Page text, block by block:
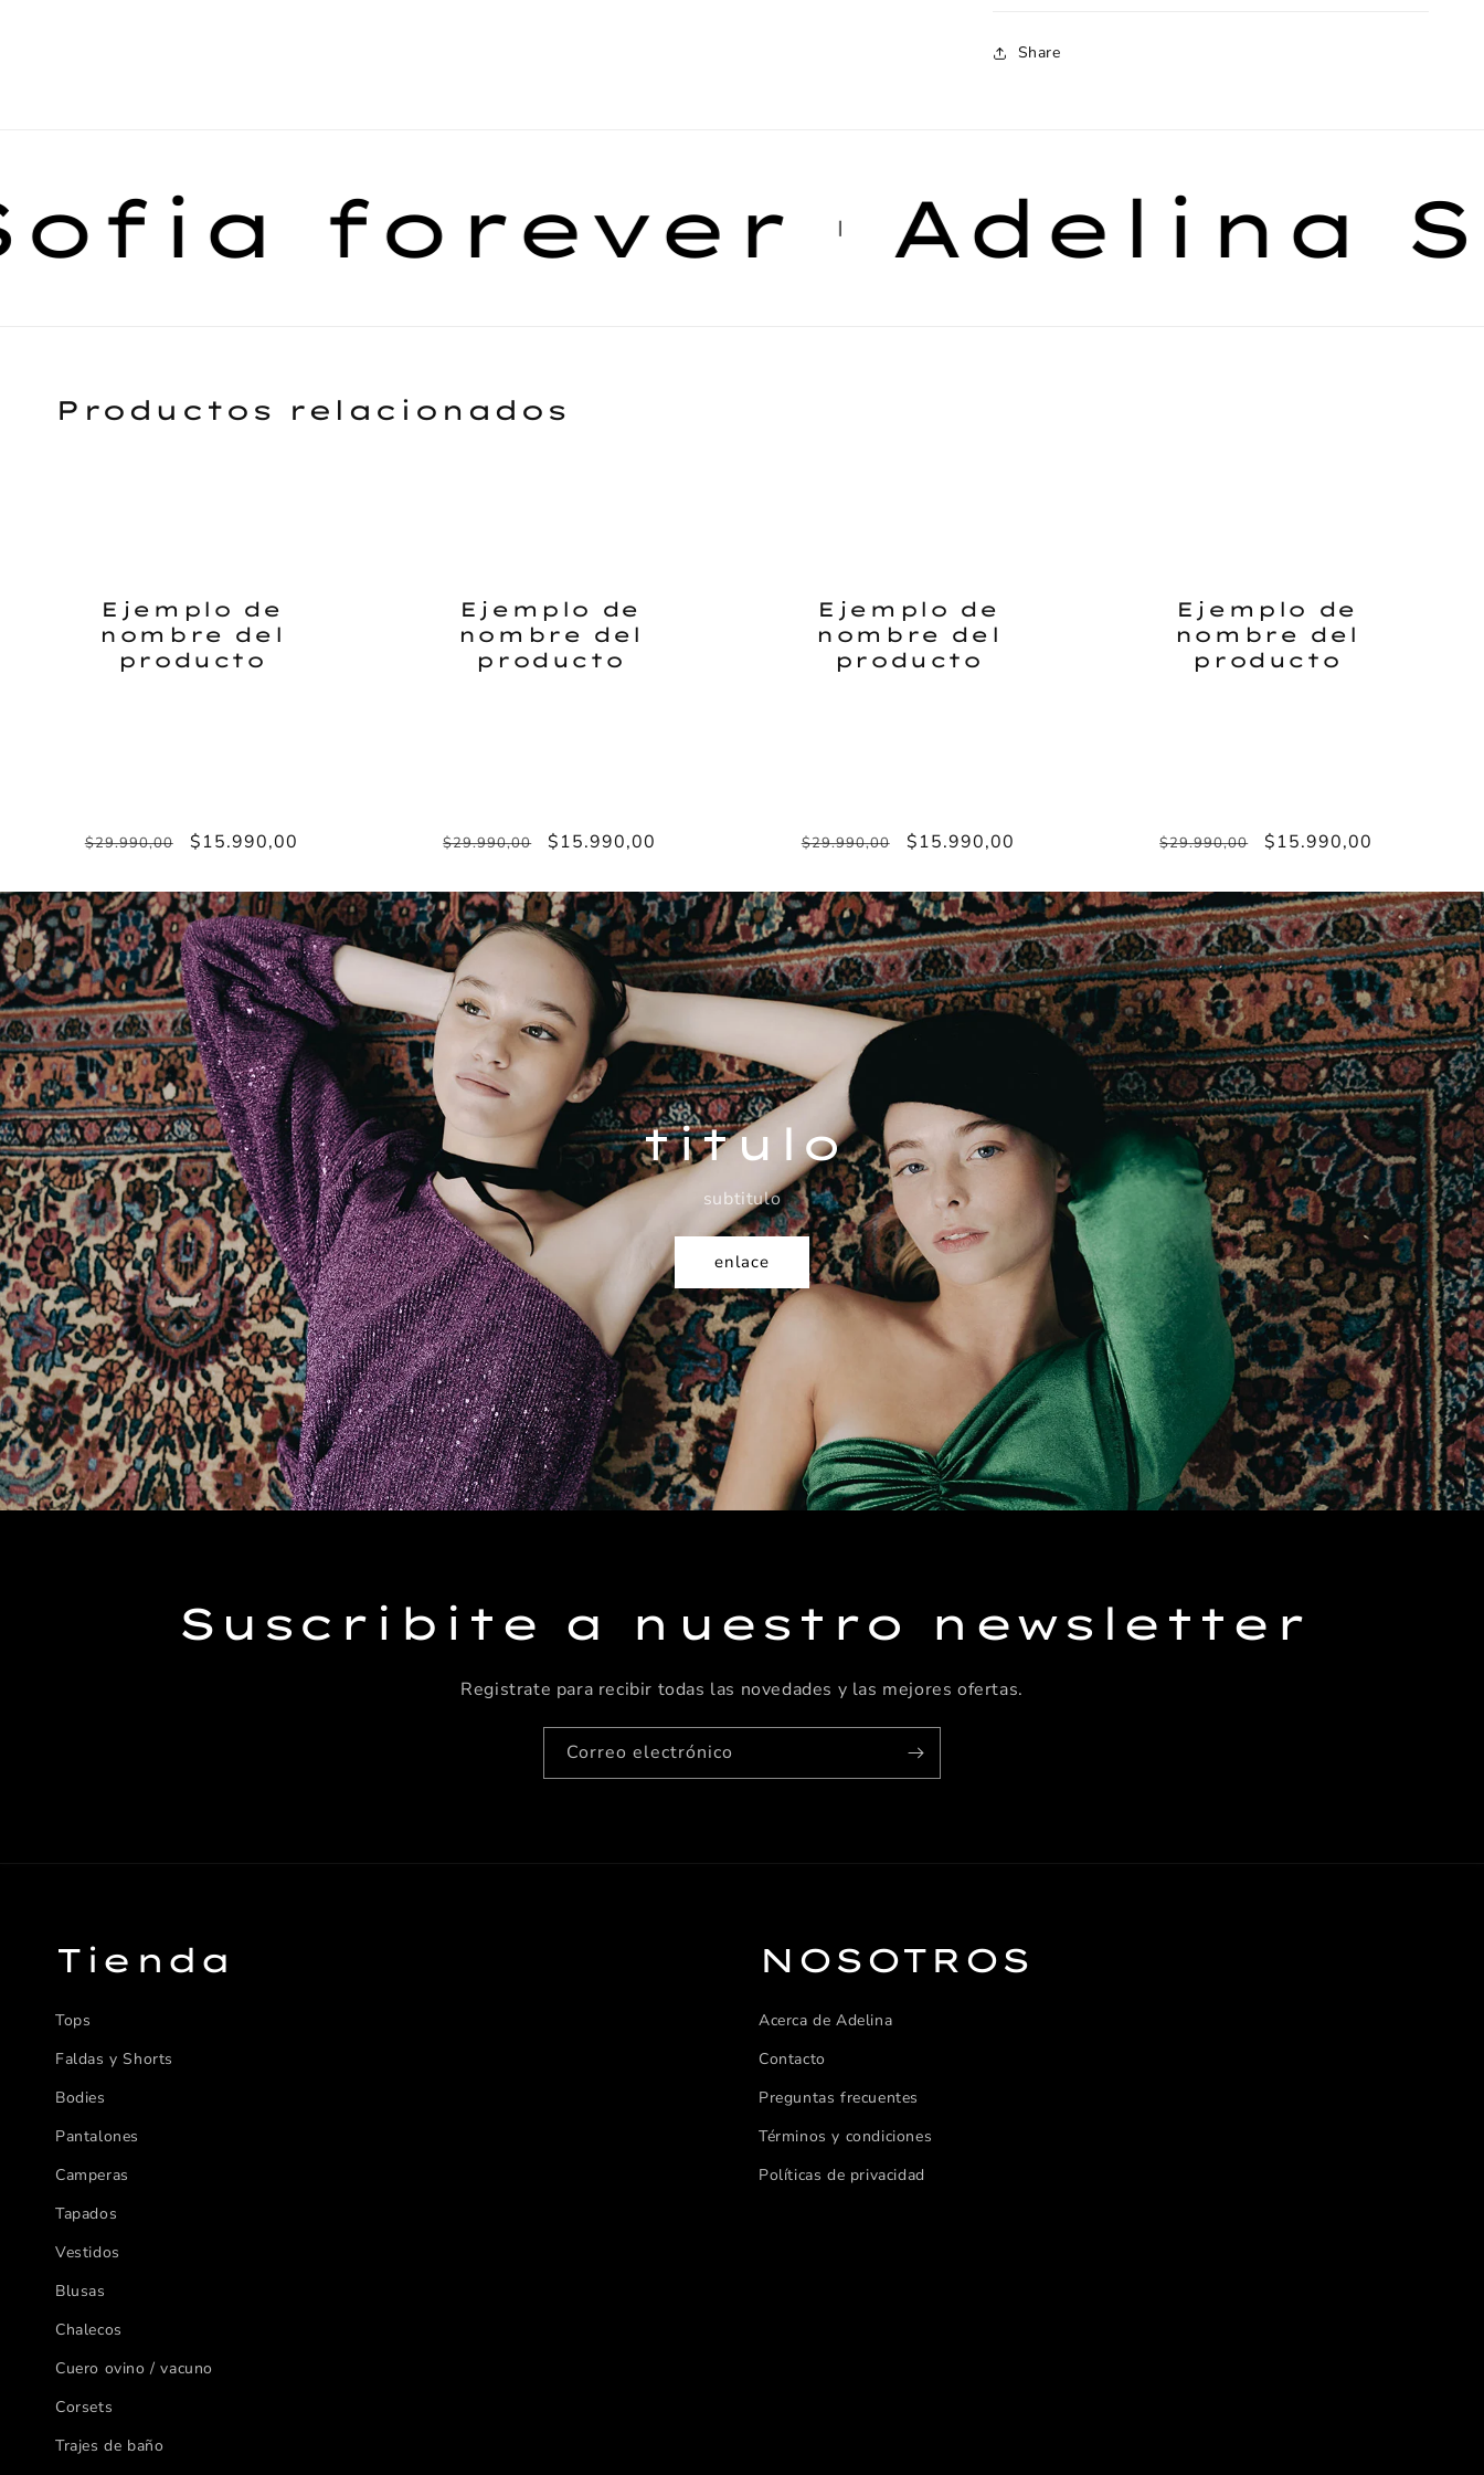
Share
forever Adelina
Productos relacionados
Ejemplo de
nombre del
producto
Precio
$29.990,00
Precio
oferta
$15.990,00
Ejemplo de
nombre del
producto
Precio
$29.990,00
Precio
oferta
$15.990,00
Ejemplo de
nombre del
producto
Precio
$29.990,00
Precio
oferta
$15.990,00
Ejemplo de
nombre del
producto
Precio
$29.990,00
Precio
oferta
$15.990,00
titulo
subtitulo
enlace
Suscribite a nuestro newsletter
Registrate para recibir todas las novedades y las mejores ofertas.
Correo electrónico
Tienda
Tops
Faldas y Shorts
Bodies
Pantalones
Camperas
Tapados
Vestidos
Blusas
Chalecos
Cuero ovino / vacuno
Corsets
Trajes de baño
NOSOTROS
Acerca de Adelina
Contacto
Preguntas frecuentes
Términos y condiciones
Políticas de privacidad